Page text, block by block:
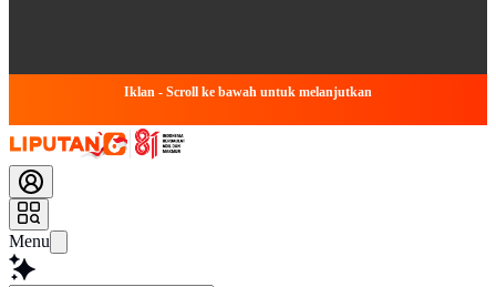
Iklan - Scroll ke bawah untuk melanjutkan
Menu